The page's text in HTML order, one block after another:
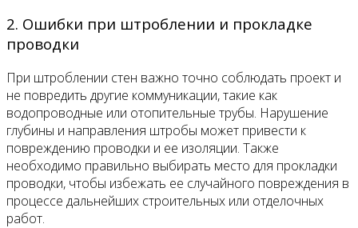
2. Ошибки при штроблении и прокладке
проводки
При штроблении стен важно точно соблюдать проект и
не повредить другие коммуникации, такие как
водопроводные или отопительные трубы. Нарушение
глубины и направления штробы может привести к
повреждению проводки и ее изоляции. Также
необходимо правильно выбирать место для прокладки
проводки, чтобы избежать ее случайного повреждения в
процессе дальнейших строительных или отделочных
работ.